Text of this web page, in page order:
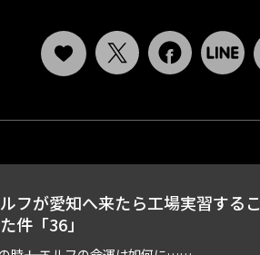
フが愛知へ来たら工場実習するこ
件「36」